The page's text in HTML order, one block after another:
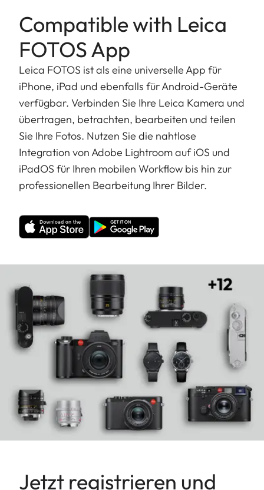
Compatible with Leica
FOTOS App
Leica FOTOS ist als eine universelle App für
iPhone, iPad und ebenfalls für Android-Geräte
verfügbar. Verbinden Sie Ihre Leica Kamera und
übertragen, betrachten, bearbeiten und teilen
Sie Ihre Fotos. Nutzen Sie die nahtlose
Integration von Adobe Lightroom auf iOS und
iPadOS für Ihren mobilen Workflow bis hin zur
professionellen Bearbeitung Ihrer Bilder.
Jetzt registrieren und